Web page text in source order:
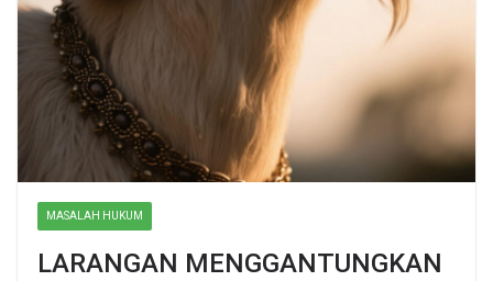
MASALAH HUKUM
LARANGAN MENGGANTUNGKAN